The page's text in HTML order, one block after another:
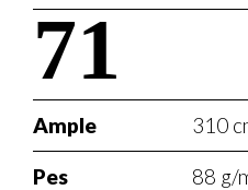
71
Ample 310
Pes 88 g/